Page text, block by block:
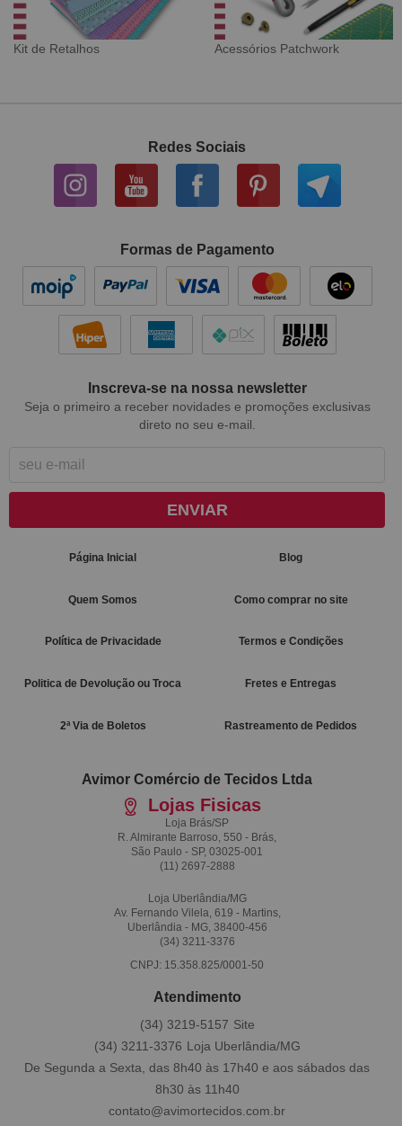
Tecido Digital Sarja Impermeável
Redes Sociais
Formas de Pagamento
Inscreva-se na nossa newsletter
Seja o primeiro a receber novidades e promoções exclusivas
direto no seu e-mail.
ENVIAR
Página Inicial Blog
Quem Somos Como comprar no site
Política de Privacidade Termos e Condições
Politica de Devolução ou Troca Fretes e Entregas
2ª Via de Boletos Rastreamento de Pedidos
Avimor Comércio de Tecidos Ltda
Lojas Fisicas
Loja Brás/SP
R. Almirante Barroso, 550 - Brás,
São Paulo - SP, 03025-001
(11) 2697-2888
Loja Uberlândia/MG
Av. Fernando Vilela, 619 - Martins,
Uberlândia - MG, 38400-456
(34) 3211-3376
CNPJ: 15.358.825/0001-50
Atendimento
(34) 3211-3376
(34) 3219-5157
De Segunda a Sexta, das 8h40 às 17h40 e aos sábados das
8h30 às 11h40
contato@avimortecidos.com.br